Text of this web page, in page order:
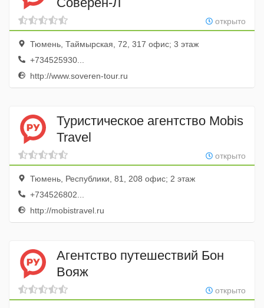
открыто
Тюмень, Таймырская, 72, 317 офис; 3 этаж
+734525930...
http://www.soveren-tour.ru
Туристическое агентство Mobis
Travel
открыто
Тюмень, Республики, 81, 208 офис; 2 этаж
+734526802...
http://mobistravel.ru
Агентство путешествий Бон
Вояж
открыто